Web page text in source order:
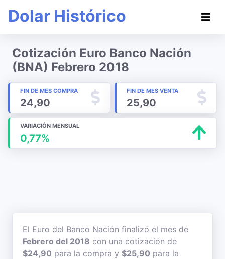
Dolar Histórico
Cotización Euro Banco Nación
(BNA) Febrero 2018
FIN DE MES COMPRA
24,90
FIN DE MES VENTA
25,90
VARIACIÓN MENSUAL
0,77%
El Euro del Banco Nación finalizó el mes de
Febrero del 2018 con una cotización de
$24,90 para la compra y $25,90 para la